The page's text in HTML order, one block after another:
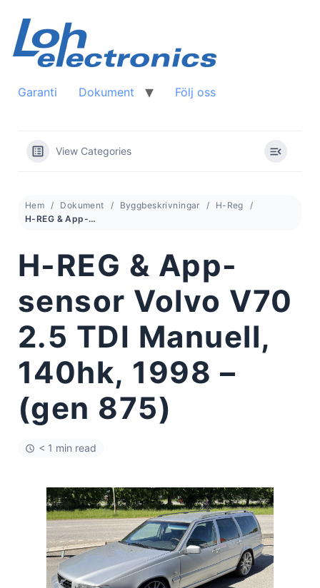
content
Garanti Dokument Följ oss
View Categories
Hem Dokument Byggbeskrivningar
H-Reg
H-REG & App-sensor Volvo V70 2.5 TDI Manuell, 140hk, 1998 – (gen 875)
H-REG & App-
sensor Volvo V70
2.5 TDI Manuell,
140hk, 1998 –
(gen 875)
< 1 min read